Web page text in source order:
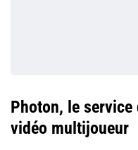
Photon, le service
vidéo multijoueur